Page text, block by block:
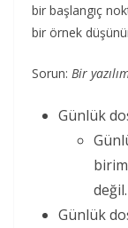
bir başlangıç
bir örnek
Sorun: Bir
Günlük
değil.
Günlük